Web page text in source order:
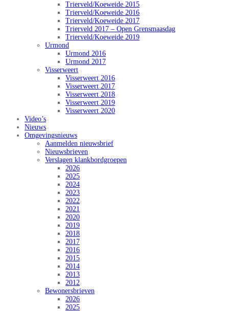
Trierveld/Koeweide 2015
Trierveld/Koeweide 2016
Trierveld/Koeweide 2017
Trierveld 2017 – Open Grensmaasdag
Trierveld/Koeweide 2019
Urmond
Urmond 2016
Urmond 2017
Visserweert
Visserweert 2016
Visserweert 2017
Visserweert 2018
Visserweert 2019
Visserweert 2020
Video’s
Nieuws
Omgevingsnieuws
Aanmelden nieuwsbrief
Nieuwsbrieven
Verslagen klankbordgroepen
2026
2025
2024
2023
2022
2021
2020
2019
2018
2017
2016
2015
2014
2013
2012
Bewonersbrieven
2026
2025